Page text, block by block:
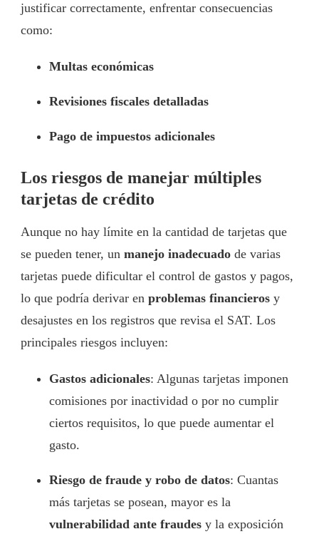
justificar correctamente, enfrentar consecuencias
como:
Multas económicas
Revisiones fiscales detalladas
Pago de impuestos adicionales
Los riesgos de manejar múltiples
tarjetas de crédito
Aunque no hay límite en la cantidad de tarjetas que
se pueden tener, un manejo inadecuado de varias
tarjetas puede dificultar el control de gastos y pagos,
lo que podría derivar en problemas financieros y
desajustes en los registros que revisa el SAT. Los
principales riesgos incluyen:
Gastos adicionales: Algunas tarjetas imponen
comisiones por inactividad o por no cumplir
ciertos requisitos, lo que puede aumentar el
gasto.
Riesgo de fraude y robo de datos: Cuantas
más tarjetas se posean, mayor es la
vulnerabilidad ante fraudes y la exposición